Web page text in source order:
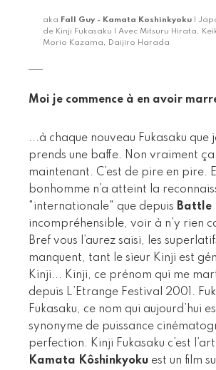
aka Fall Guy - Kamata Koshinkyoku |
de Kinji Fukasaku | Avec Mitsuru Hirata,
Morio Kazama, Daijiro Harada
Moi je commence à en avoir
...à chaque nouveau Fukasaku que
prends une baffe. Non vraiment ça
maintenant. C’est de pire en pire.
bonhomme n’a atteint la
"internationale" que depuis Battle
incompréhensible, voir à n’y rien
Bref vous l’aurez saisi, les
manquent, tant le sieur Kinji est
Kinji... Kinji, ce prénom qui me
depuis L’Etrange Festival 2001.
Fukasaku, ce nom qui aujourd’hui
synonyme de puissance
perfection. Kinji Fukasaku c’est
Kamata Kôshinkyoku est un film